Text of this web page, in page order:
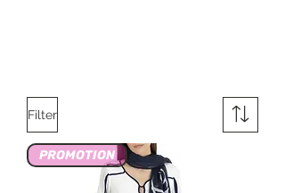
Filter
PROMOTION